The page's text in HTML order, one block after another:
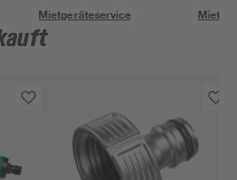
Mietgeräteservice